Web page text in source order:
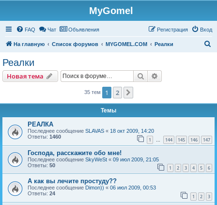
MyGomel
FAQ Чат Объявления Вход
Регистрация
На главную Список форумов MYGOMEL.COM Реалки
Реалки
Новая тема
Новаятема Поиск
35 тем 1 2
Темы
РЕАЛКА
Последнее сообщение SLAVAS « 18 окт 2009, 14:20
Ответы: 1460 1 … 144 145 146 147
Господа, расскажите обо мне!
Последнее сообщение SkyWeSt « 09 июл 2009, 21:05
Ответы: 50 1 2 3 4 5 6
А как вы лечите простуду??
Последнее сообщение Dimon)) « 06 июл 2009, 00:53
Ответы: 24 1 2 3